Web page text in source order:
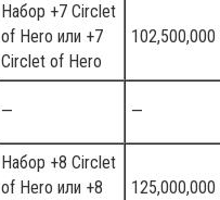
Набор +7 Circlet
of Hero или +7
Circlet of Hero
102,500,000
— —
Набор +8 Circlet
of Hero или +8
125,000,000